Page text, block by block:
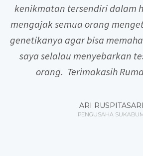
kenikmatan tersendiri dalam
mengajak semua orang
genetikanya agar bisa
saya selalau menyebarkan
orang. Terimakasih
ARI RUSPITASARI
PENGUSAHA